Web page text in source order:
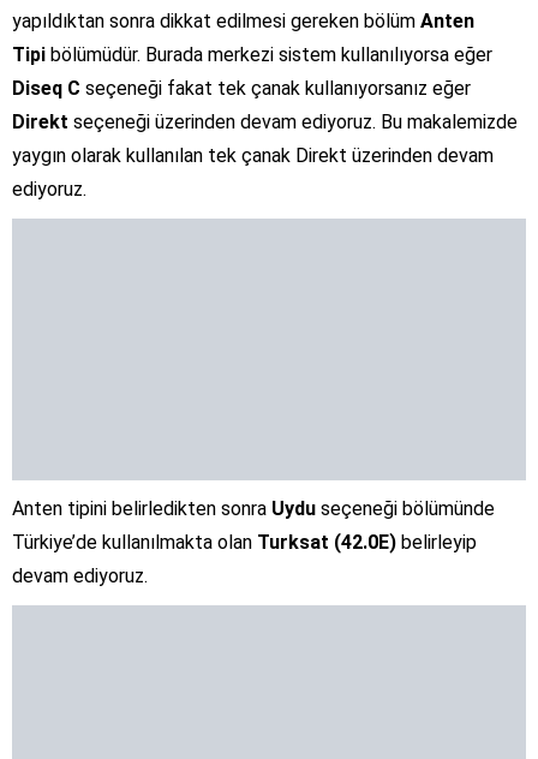
yapıldıktan sonra dikkat edilmesi gereken bölüm Anten
Tipi bölümüdür. Burada merkezi sistem kullanılıyorsa eğer
Diseq C seçeneği fakat tek çanak kullanıyorsanız eğer
Direkt seçeneği üzerinden devam ediyoruz. Bu makalemizde
yaygın olarak kullanılan tek çanak Direkt üzerinden devam
ediyoruz.
Anten tipini belirledikten sonra Uydu seçeneği bölümünde
Türkiye’de kullanılmakta olan Turksat (42.0E) belirleyip
devam ediyoruz.